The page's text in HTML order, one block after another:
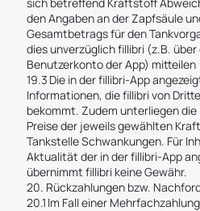
den Angaben an der Zapfsäule
Gesamtbetrags für den
dies unverzüglich fillibri (z.B.
Benutzerkonto der App) mitteilen
19.3 Die in der fillibri-App
Informationen, die fillibri von
bekommt. Zudem unterliegen
Preise der jeweils gewählten
Tankstelle Schwankungen. Für
Aktualität der in der fillibri-App
übernimmt fillibri keine Gewähr.
20. Rückzahlungen bzw.
20.1 Im Fall einer